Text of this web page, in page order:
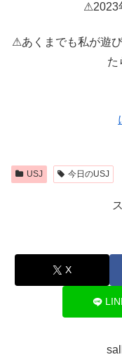
⚠2023
⚠あくまでも私が遊
た
USJ 今日のUSJ
X